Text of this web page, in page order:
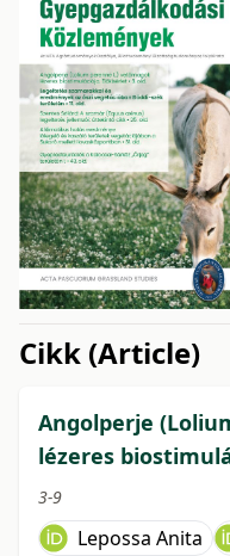
Cikk (Article)
Angolperje
lézeres
3-9
Lepossa Anita